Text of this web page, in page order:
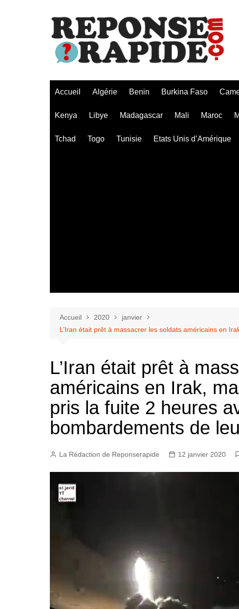
Accueil Algérie Benin Burkina Faso
Kenya Libye Madagascar Mali Maroc
Tchad Togo Tunisie Etats Unis d’Amérique
Accueil 2020
janvier
L’Iran était prêt à massacrer les soldats américains en
L’Iran était prêt à
américains en Irak,
pris la fuite 2 heures
bombardements de
La Rédaction de Reponserapide 12 janvier 2020